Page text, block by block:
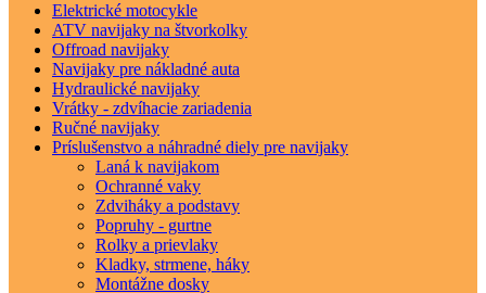
Elektrické motocykle
ATV navijaky na štvorkolky
Offroad navijaky
Navijaky pre nákladné auta
Hydraulické navijaky
Vrátky - zdvíhacie zariadenia
Ručné navijaky
Príslušenstvo a náhradné diely pre navijaky
Laná k navijakom
Ochranné vaky
Zdviháky a podstavy
Popruhy - gurtne
Rolky a prievlaky
Kladky, strmene, háky
Montážne dosky